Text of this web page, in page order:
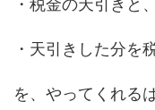
・税金の天引きと、
・天引きした分を
を、やってくれる